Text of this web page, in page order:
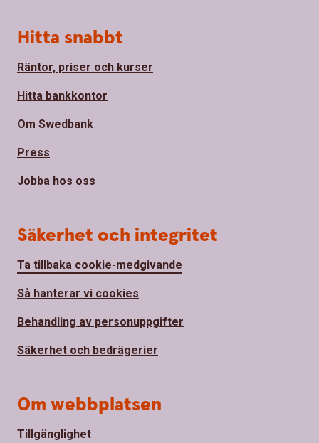
Hitta snabbt
Räntor, priser och kurser
Hitta bankkontor
Om Swedbank
Press
Jobba hos oss
Säkerhet och integritet
Ta tillbaka cookie-medgivande
Så hanterar vi cookies
Behandling av personuppgifter
Säkerhet och bedrägerier
Om webbplatsen
Tillgänglighet